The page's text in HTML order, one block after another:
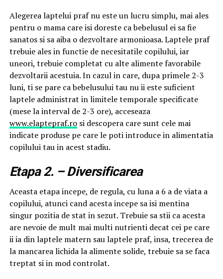
Alegerea laptelui praf nu este un lucru simplu, mai ales
pentru o mama care isi doreste ca bebelusul ei sa fie
sanatos si sa aiba o dezvoltare armonioasa. Laptele praf
trebuie ales in functie de necesitatile copilului, iar
uneori, trebuie completat cu alte alimente favorabile
dezvoltarii acestuia. In cazul in care, dupa primele 2-3
luni, ti se pare ca bebelusului tau nu ii este suficient
laptele administrat in limitele temporale specificate
(mese la interval de 2-3 ore), acceseaza
www.elaptepraf.rosi descopera care sunt cele mai
indicate produse pe care le poti introduce in alimentatia
copilului tau in acest stadiu.
Etapa 2. – Diversificarea
Aceasta etapa incepe, de regula, cu luna a 6 a de viata a
copilului, atunci cand acesta incepe sa isi mentina
singur pozitia de stat in sezut. Trebuie sa stii ca acesta
are nevoie de mult mai multi nutrienti decat cei pe care
ii ia din laptele matern sau laptele praf, insa, trecerea de
la mancarea lichida la alimente solide, trebuie sa se faca
treptat si in mod controlat.